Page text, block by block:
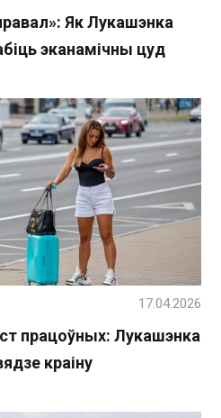
Як Лукашэнка
эканамічны цуд
працоўных: Лукашэнка
краіну
17.04.2026